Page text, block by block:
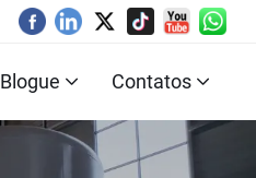
Blogue Contatos